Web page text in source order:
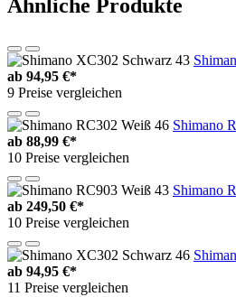
Ähnliche Produkte
ab 94,95 €*
9 Preise vergleichen
Shimano
ab 88,99 €*
10 Preise vergleichen
Shimano
ab 249,50 €*
10 Preise vergleichen
ab 94,95 €*
11 Preise vergleichen